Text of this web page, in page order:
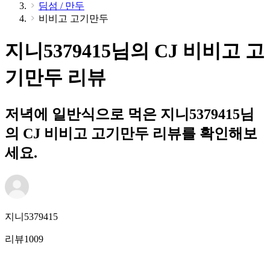
딤섬 / 만두
비비고 고기만두
지니5379415님의 CJ 비비고 고
기만두 리뷰
저녁에 일반식으로 먹은 지니5379415님
의 CJ 비비고 고기만두 리뷰를 확인해보
세요.
지니5379415
리뷰1009